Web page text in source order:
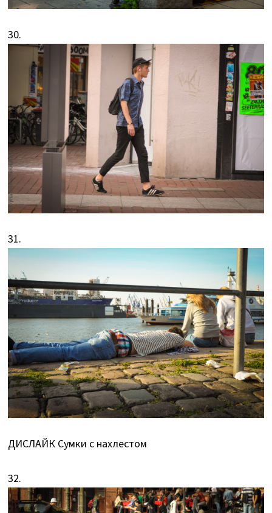
30.
31.
ДИСЛАЙК Сумки с нахлестом
32.